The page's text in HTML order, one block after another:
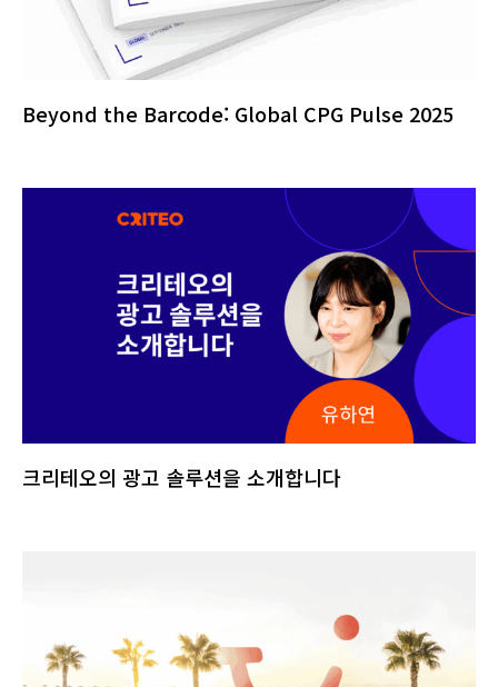
Beyond the Barcode: Global CPG Pulse 2025
크리테오의 광고 솔루션을 소개합니다